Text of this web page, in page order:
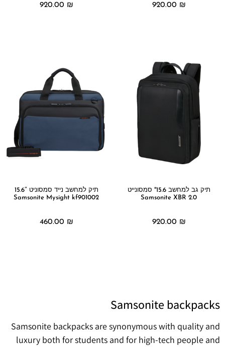
920.00 ₪
920.00 ₪
תיק גב למחשב 15.6" סמסונייט
Samsonite XBR 2.0
920.00 ₪
תיק למחשב נייד סמסוניט 15.6″
Samsonite Mysight kf901002
460.00 ₪
Samsonite backpacks
Samsonite backpacks are synonymous with quality and
luxury both for students and for high-tech people and